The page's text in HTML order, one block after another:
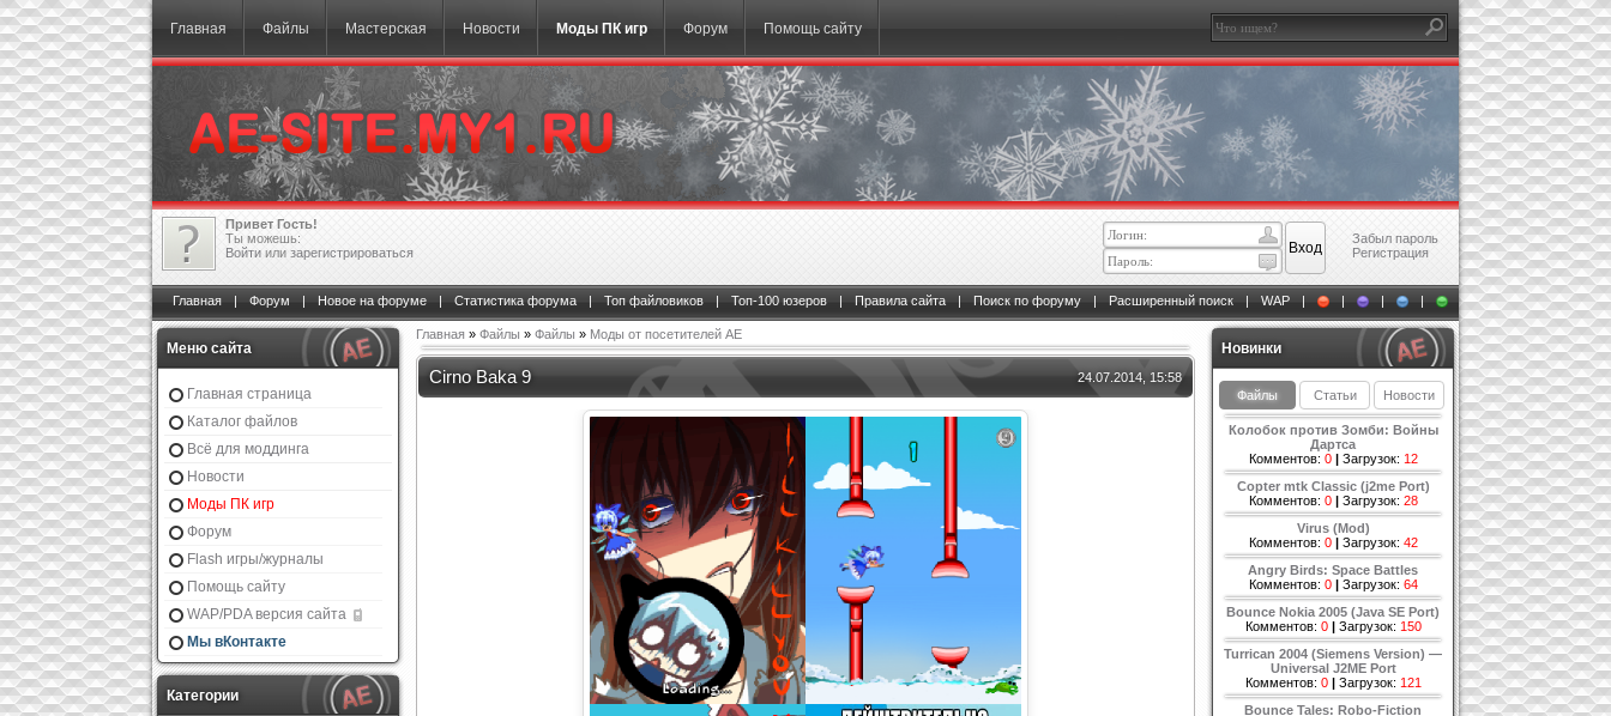
Главная Файлы Мастерская Новости Моды ПК игр Форум Помощь сайту
Привет Гость!
Ты можешь:
Войти или зарегистрироваться
Забыл пароль
Регистрация
Главная | Форум | Новое на форуме | Статистика форума | Топ файловиков | Топ-100 юзеров | Правила сайта | Поиск по форуму | Расширенный поиск | WAP | | | |
Меню сайта
Главная страница
Каталог файлов
Всё для моддинга
Новости
Моды ПК игр
Форум
Flash игры/журналы
Помощь сайту
WAP/PDA версия сайта
Мы вКонтакте
Категории
Главная » Файлы » Файлы » Моды от посетителей АЕ
24.07.2014, 15:58
Cirno Baka 9
Новинки
Файлы Статьи Новости
Колобок против Зомби: Войны
Дартса
Комментов: 0| Загрузок: 12
Copter mtk Classic (j2me Port)
Комментов: 0| Загрузок: 28
Virus (Mod)
Комментов: 0| Загрузок: 42
Angry Birds: Space Battles
Комментов: 0| Загрузок: 64
Bounce Nokia 2005 (Java SE Port)
Комментов: 0| Загрузок: 150
Turrican 2004 (Siemens Version) —
Universal J2ME Port
Комментов: 0| Загрузок: 121
Bounce Tales: Robo-Fiction